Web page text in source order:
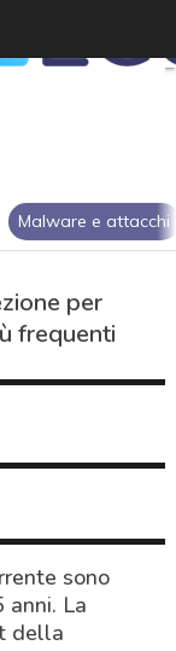
Malware e attacchi
per
frequenti
sono
La
della